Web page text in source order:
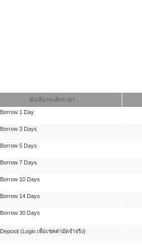
ตัวเลือกระดับราคา
Borrow 1 Day
Borrow 3 Days
Borrow 5 Days
Borrow 7 Days
Borrow 10 Days
Borrow 14 Days
Borrow 30 Days
Deposit (Login เพื่อเชคค่ามัดจำจริง)